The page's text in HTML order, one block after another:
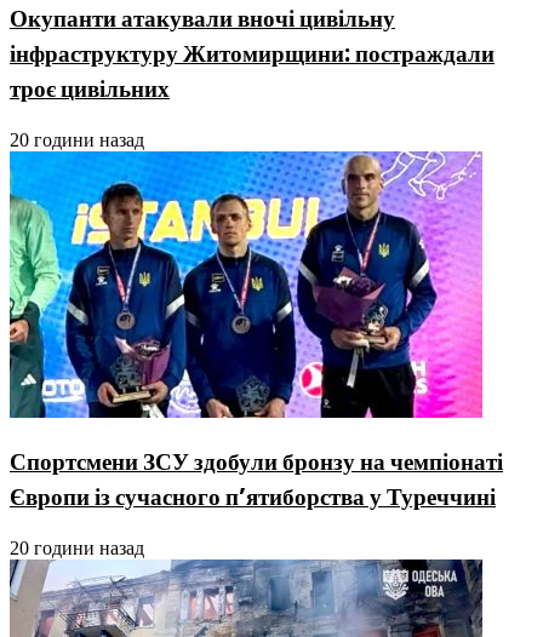
Окупанти атакували вночі цивільну
інфраструктуру Житомирщини: постраждали
троє цивільних
20 години назад
Спортсмени ЗСУ здобули бронзу на чемпіонаті
Європи із сучасного п’ятиборства у Туреччині
20 години назад